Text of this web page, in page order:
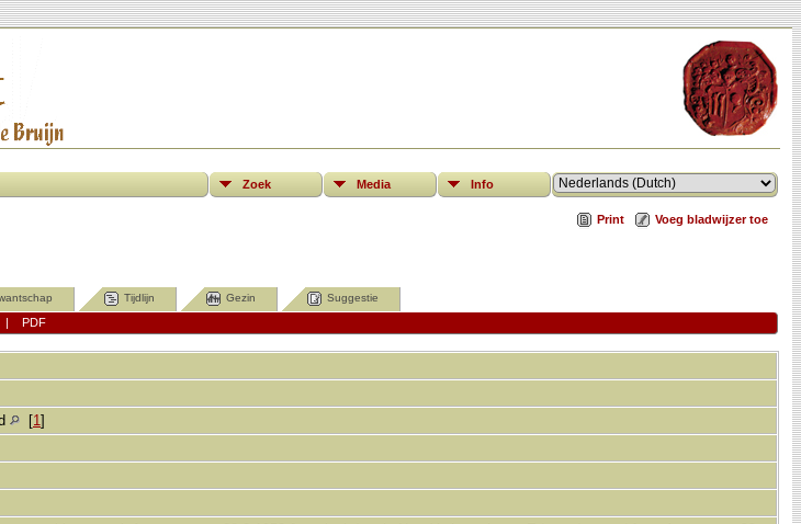
Zoek Media Info
Print Voeg bladwijzer toe
Tijdlijn Gezin Suggestie
PDF
[1]